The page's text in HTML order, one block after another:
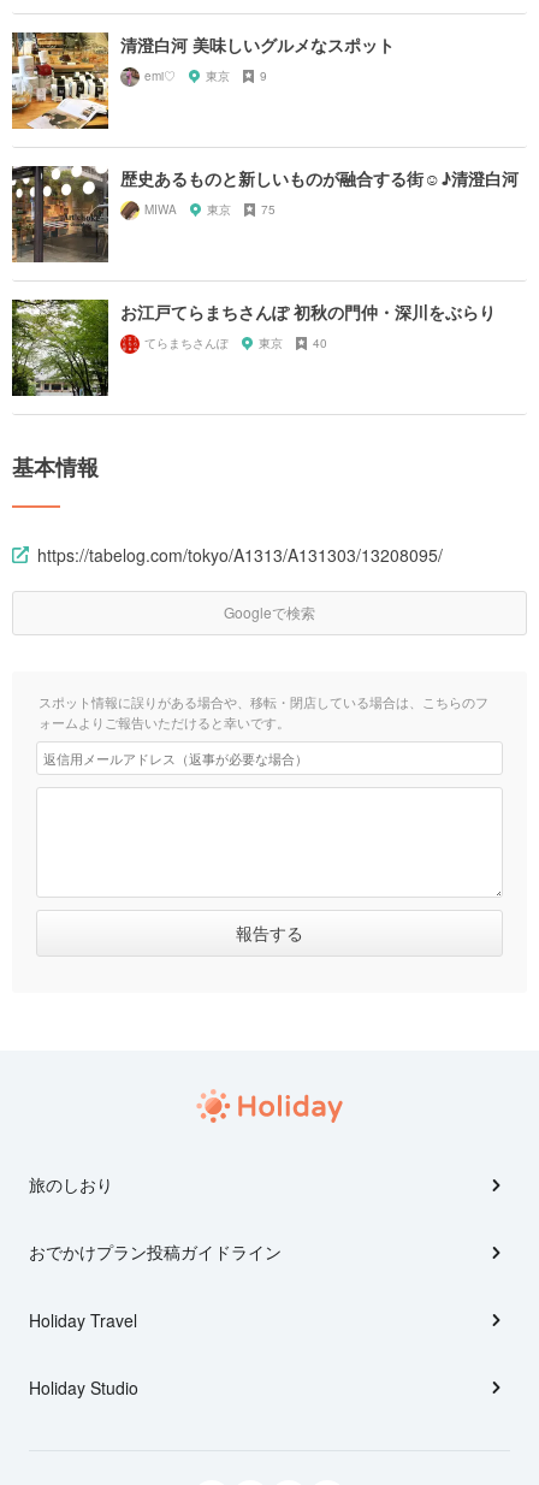
清澄白河 美味しいグルメなスポット
emi♡ 東京 9
歴史あるものと新しいものが融合する街☺︎♪清澄白河
MIWA 東京 75
お江戸てらまちさんぽ 初秋の門仲・深川をぶらり
てらまちさんぽ 東京 40
基本情報
https://tabelog.com/tokyo/A1313/A131303/13208095/
Googleで検索
スポット情報に誤りがある場合や、移転・閉店している場合は、こちらのフ
ォームよりご報告いただけると幸いです。
旅のしおり
おでかけプラン投稿ガイドライン
Holiday Travel
Holiday Studio